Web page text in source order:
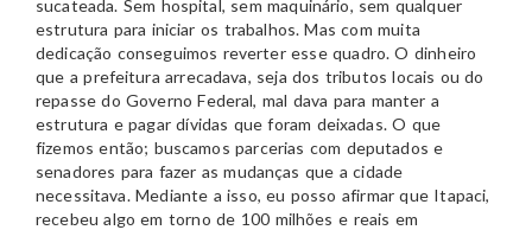
sucateada. Sem hospital, sem maquinário, sem qualquer
estrutura para iniciar os trabalhos. Mas com muita
dedicação conseguimos reverter esse quadro. O dinheiro
que a prefeitura arrecadava, seja dos tributos locais ou do
repasse do Governo Federal, mal dava para manter a
estrutura e pagar dívidas que foram deixadas. O que
fizemos então; buscamos parcerias com deputados e
senadores para fazer as mudanças que a cidade
necessitava. Mediante a isso, eu posso afirmar que Itapaci,
recebeu algo em torno de 100 milhões e reais em